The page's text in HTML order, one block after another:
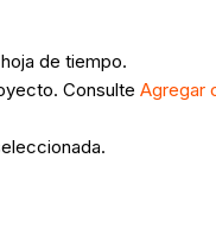
de tiempo.
ConsulteAgregar